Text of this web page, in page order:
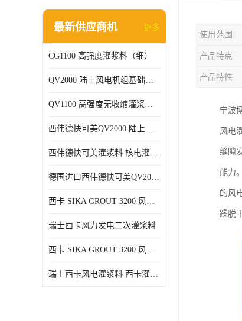
最新供应商机 更多
CG1100 高强度灌浆料（细）
QV2000 陆上风电机组基础灌浆砂浆
QV1100 高强度无收缩灌浆砂浆
西伟德快可美QV2000 陆上风电灌浆料 均匀、 流动度好、可泵送
西伟德快可美灌浆料 核电灌浆材料
德国进口西伟德快可美QV2000PLUS陆上风电灌浆料 优异耐疲劳性能
西卡 SIKA GROUT 3200 风电 灌浆料
瑞士西卡风力发电二次灌浆料
西卡 SIKA GROUT 3200 风电 灌浆料 214 灌浆料
瑞士西卡风电灌浆料 西卡灌浆料 西卡海上风电灌浆料 西卡灌浆料
使用范围
产品特点
产品特性
宁波
风电
缝隙
能力
的风
躁脱